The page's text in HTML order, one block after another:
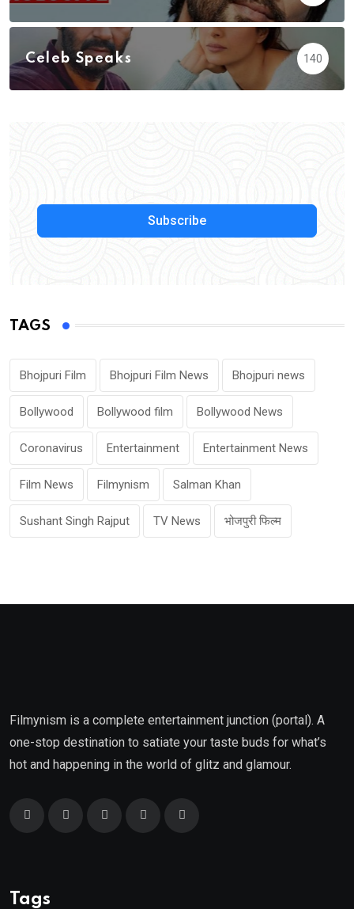
Celeb Speaks 140
Subscribe
TAGS
Bhojpuri Film Bhojpuri Film News Bhojpuri news
Bollywood Bollywood film Bollywood News
Coronavirus Entertainment Entertainment News
Film News Filmynism Salman Khan
Sushant Singh Rajput TV News भोजपुरी फिल्म
Filmynism is a complete entertainment junction (portal). A
one-stop destination to satiate your taste buds for what’s
hot and happening in the world of glitz and glamour.
Tags